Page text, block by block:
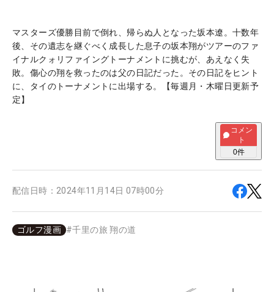
マスターズ優勝目前で倒れ、帰らぬ人となった坂本遼。十数年
後、その遺志を継ぐべく成長した息子の坂本翔がツアーのファ
イナルクォリファイングトーナメントに挑むが、あえなく失
敗。傷心の翔を救ったのは父の日記だった。その日記をヒント
に、タイのトーナメントに出場する。【毎週月・木曜日更新予
定】
コメン
ト
0件
配信日時： 2024年11月14日 07時00分
ゴルフ漫画 #千里の旅 翔の道